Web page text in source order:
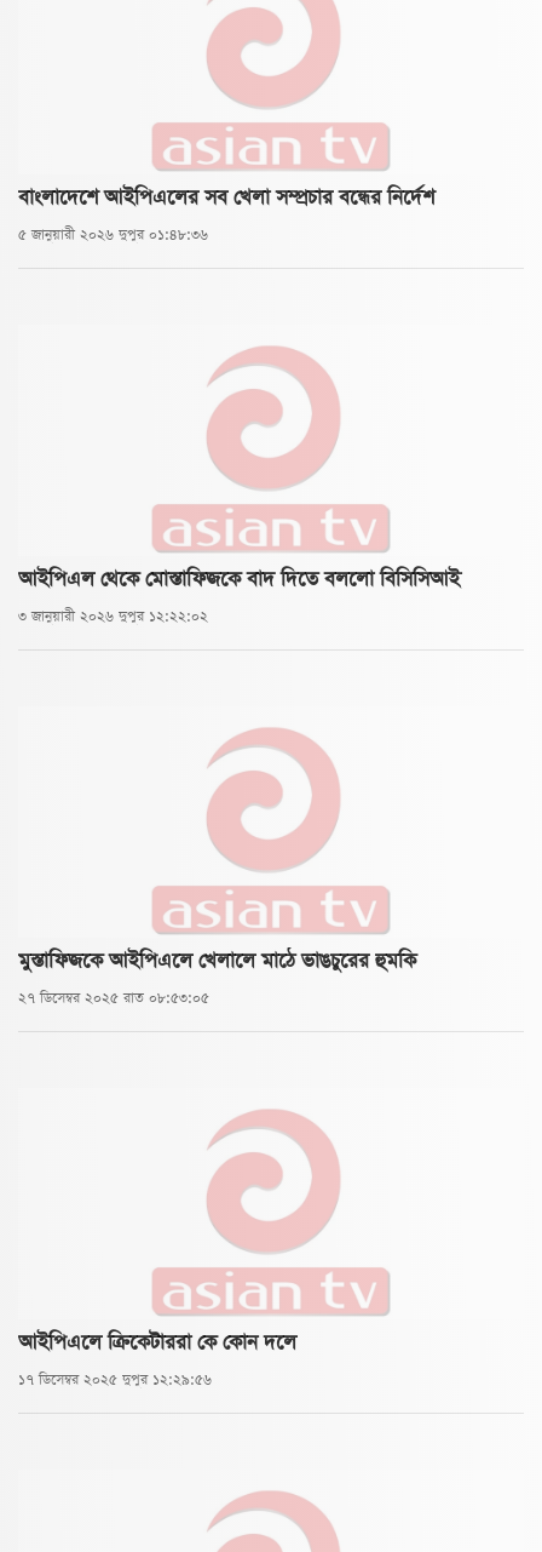
বাংলাদেশে আইপিএলের সব খেলা সম্প্রচার বন্ধের নির্দেশ
৫ জানুয়ারী ২০২৬ দুপুর ০১:৪৮:৩৬
আইপিএল থেকে মোস্তাফিজকে বাদ দিতে বললো বিসিসিআই
৩ জানুয়ারী ২০২৬ দুপুর ১২:২২:০২
মুস্তাফিজকে আইপিএলে খেলালে মাঠে ভাঙচুরের হুমকি
২৭ ডিসেম্বর ২০২৫ রাত ০৮:৫৩:০৫
আইপিএলে ক্রিকেটাররা কে কোন দলে
১৭ ডিসেম্বর ২০২৫ দুপুর ১২:২৯:৫৬